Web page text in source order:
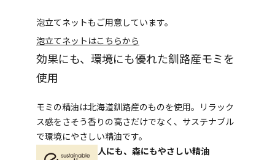
泡立てネットもご用意しています。
泡立てネットはこちらから
効果にも、環境にも優れた釧路産モミを
使用
モミの精油は北海道釧路産のものを使用。リラック
ス感をさそう香りの高さだけでなく、サステナブル
で環境にやさしい精油です。
人にも、森にもやさしい精油